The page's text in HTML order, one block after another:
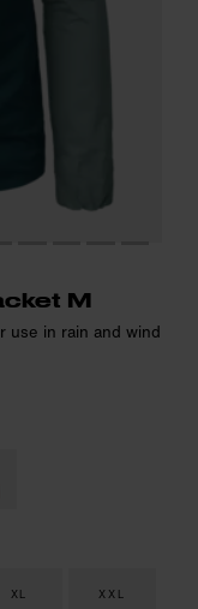
M
use in rain and wind
XL XXL